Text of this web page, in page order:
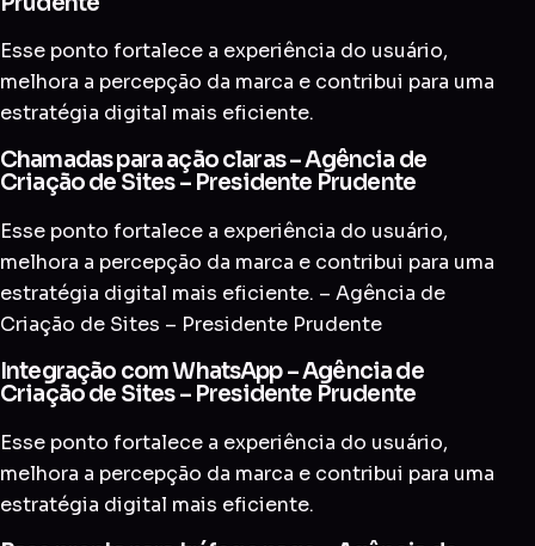
Esse ponto fortalece a experiência do usuário,
melhora a percepção da marca e contribui para uma
estratégia digital mais eficiente.
Chamadas para ação claras – Agência de
Criação de Sites – Presidente Prudente
Esse ponto fortalece a experiência do usuário,
melhora a percepção da marca e contribui para uma
estratégia digital mais eficiente. – Agência de
Criação de Sites – Presidente Prudente
Integração com WhatsApp – Agência de
Criação de Sites – Presidente Prudente
Esse ponto fortalece a experiência do usuário,
melhora a percepção da marca e contribui para uma
estratégia digital mais eficiente.